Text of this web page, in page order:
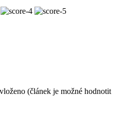
(článek je možné hodnotit